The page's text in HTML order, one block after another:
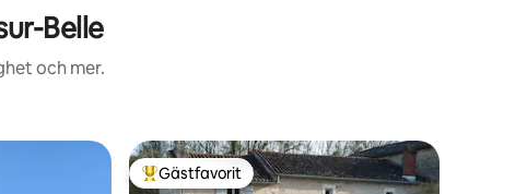
Belle
och mer.
Populär gästfavorit
Gästfavorit